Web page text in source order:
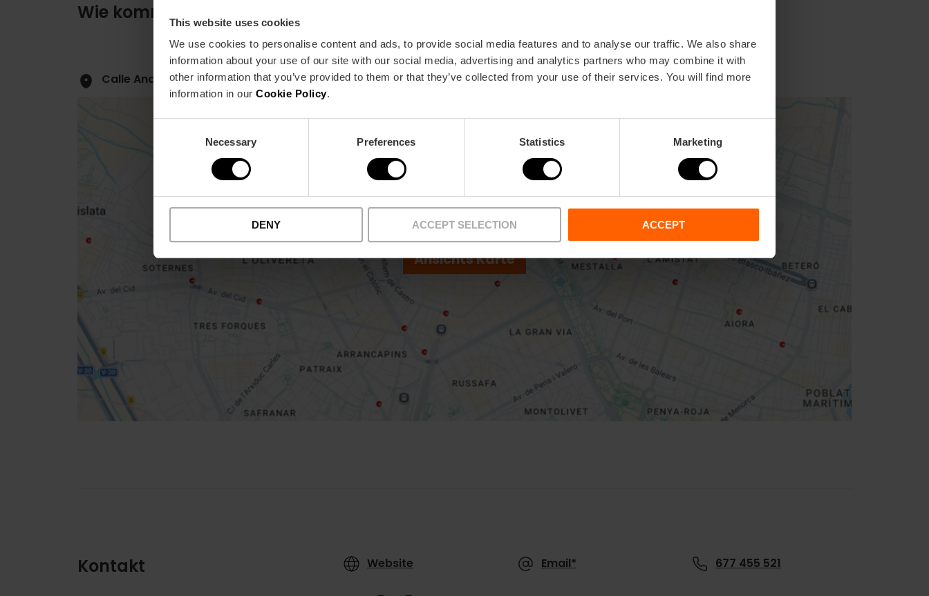
This website uses cookies
We use cookies to personalise content and ads, to provide social media features and to analyse our traffic. We also share
information about your use of our site with our social media, advertising and analytics partners who may combine it with
other information that you’ve provided to them or that they’ve collected from your use of their services. You will find more
information in our Cookie Policy.
Necessary Preferences Statistics Marketing
DENY ACCEPT SELECTION ACCEPT
Wie komme ich an?
Calle Andarella, 2 B3 (2º floor) puerta 2 46950 Xirivella
Ansichts Karte
Richtungen
sidebar
Kontakt Website Email* 677 455 521